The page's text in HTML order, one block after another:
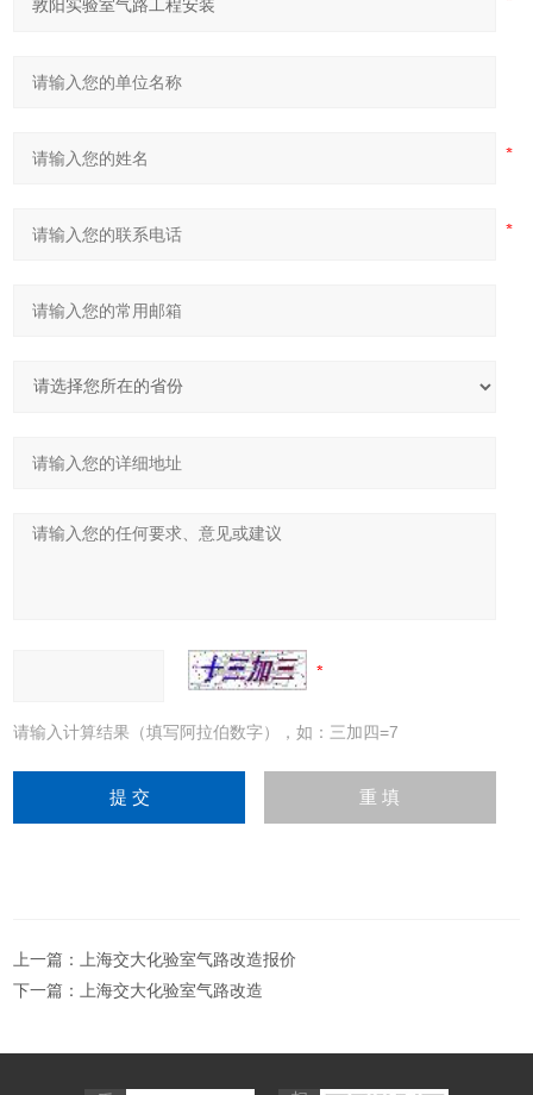
请输入计算结果（填写阿拉伯数字），如：三加四=7
上一篇：
上海交大化验室气路改造报价
下一篇：
上海交大化验室气路改造